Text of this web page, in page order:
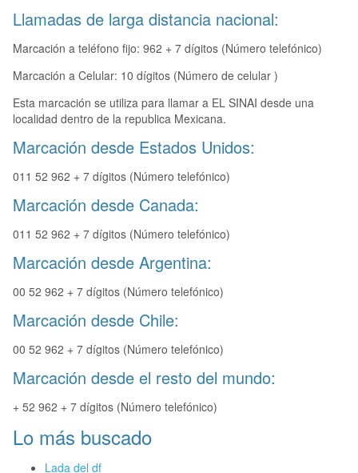
Llamadas de larga distancia nacional:
Marcación a teléfono fijo: 962 + 7 dígitos (Número telefónico)
Marcación a Celular: 10 dígitos (Número de celular )
Esta marcación se utiliza para llamar a EL SINAI desde una
localidad dentro de la republica Mexicana.
Marcación desde Estados Unidos:
011 52 962 + 7 dígitos (Número telefónico)
Marcación desde Canada:
011 52 962 + 7 dígitos (Número telefónico)
Marcación desde Argentina:
00 52 962 + 7 dígitos (Número telefónico)
Marcación desde Chile:
00 52 962 + 7 dígitos (Número telefónico)
Marcación desde el resto del mundo:
+ 52 962 + 7 dígitos (Número telefónico)
Lo más buscado
Lada del df